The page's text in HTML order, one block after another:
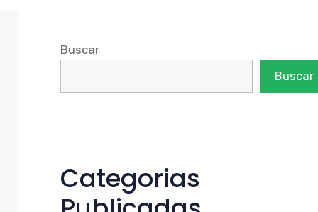
Buscar
Buscar
Categorias